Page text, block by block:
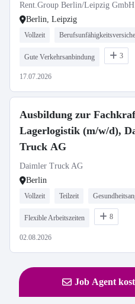
Rent.Group Berlin/Leipzig GmbH
Berlin, Leipzig
Vollzeit
Gute Verkehrsanbindung 3
17.07.2026
Ausbildung zur
Lagerlogistik (m/w/d),
Truck AG
Daimler Truck AG
Berlin
Vollzeit Teilzeit
Flexible Arbeitszeiten 8
02.08.2026
Job Agent